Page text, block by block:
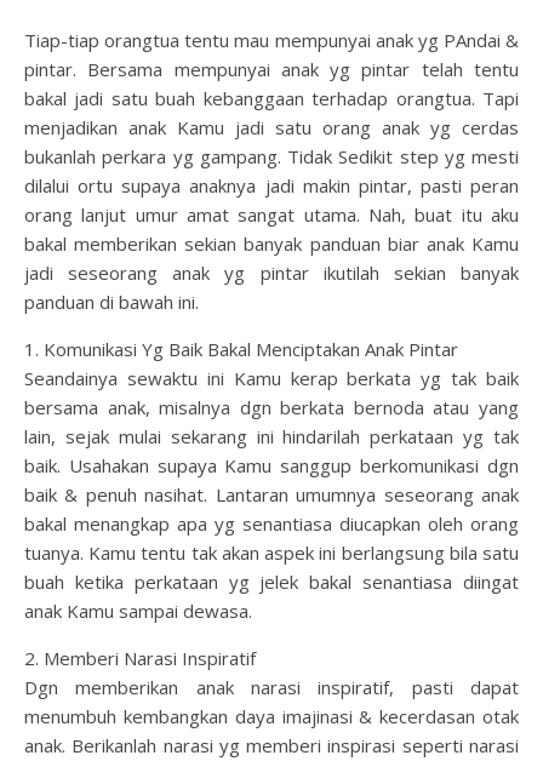
Tiap-tiap orangtua tentu mau mempunyai anak yg PAndai &
pintar. Bersama mempunyai anak yg pintar telah tentu
bakal jadi satu buah kebanggaan terhadap orangtua. Tapi
menjadikan anak Kamu jadi satu orang anak yg cerdas
bukanlah perkara yg gampang. Tidak Sedikit step yg mesti
dilalui ortu supaya anaknya jadi makin pintar, pasti peran
orang lanjut umur amat sangat utama. Nah, buat itu aku
bakal memberikan sekian banyak panduan biar anak Kamu
jadi seseorang anak yg pintar ikutilah sekian banyak
panduan di bawah ini.
1. Komunikasi Yg Baik Bakal Menciptakan Anak Pintar
Seandainya sewaktu ini Kamu kerap berkata yg tak baik
bersama anak, misalnya dgn berkata bernoda atau yang
lain, sejak mulai sekarang ini hindarilah perkataan yg tak
baik. Usahakan supaya Kamu sanggup berkomunikasi dgn
baik & penuh nasihat. Lantaran umumnya seseorang anak
bakal menangkap apa yg senantiasa diucapkan oleh orang
tuanya. Kamu tentu tak akan aspek ini berlangsung bila satu
buah ketika perkataan yg jelek bakal senantiasa diingat
anak Kamu sampai dewasa.
2. Memberi Narasi Inspiratif
Dgn memberikan anak narasi inspiratif, pasti dapat
menumbuh kembangkan daya imajinasi & kecerdasan otak
anak. Berikanlah narasi yg memberi inspirasi seperti narasi